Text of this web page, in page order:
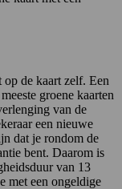
op de kaart zelf. Een
groene kaarten
van de
een nieuwe
dat je rondom de
bent. Daarom is
van 13
met een ongeldige